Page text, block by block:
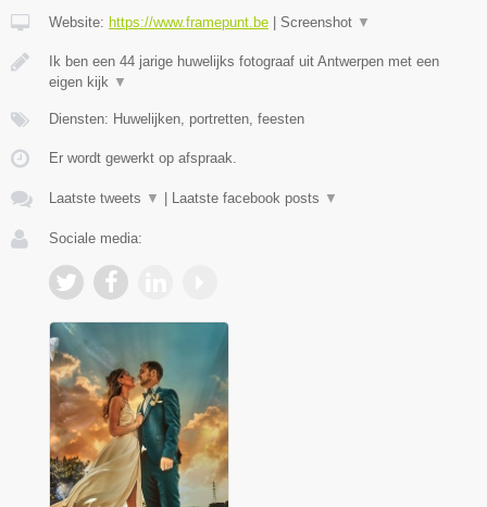
Website: https://www.framepunt.be Screenshot ▼
Ik ben een 44 jarige huwelijks fotograaf uit Antwerpen met een
eigen kijk ▼
Diensten: Huwelijken, portretten, feesten
Er wordt gewerkt op afspraak.
Laatste tweets ▼ Laatste facebook posts ▼
Sociale media: